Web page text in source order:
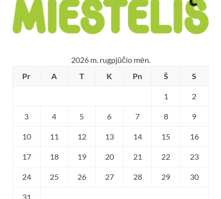
2026 m. rugpjūčio mėn.
Pr
A T K Pn Š S
1 2
3 4 5 6 7 8 9
10 11 12 13 14 15 16
17 18 19 20 21 22 23
24 25 26 27 28 29 30
31